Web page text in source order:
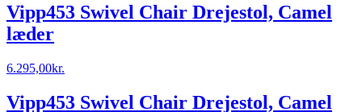
Vipp453 Swivel Chair Drejestol, Camel
læder
6.295,00kr.
Vipp453 Swivel Chair Drejestol, Camel